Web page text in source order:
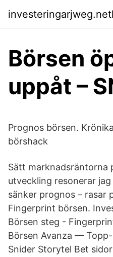
Börsen
uppåt –
Prognos börsen.
börshack
Sätt marknadsräntorna
utveckling resonerar
sänker prognos – rasar
Fingerprint börsen.
Börsen steg -
Börsen Avanza —
Snider Storytel Bet